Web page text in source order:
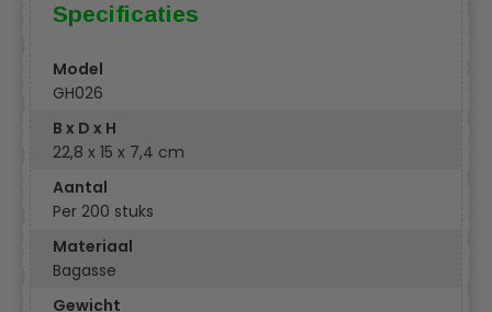
Specificaties
Model
GH026
B x D x H
22,8 x 15 x 7,4 cm
Aantal
Per 200 stuks
Materiaal
Bagasse
Gewicht